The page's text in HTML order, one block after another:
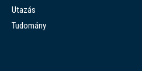
Utazás
Tudomány